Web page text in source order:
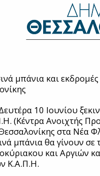
μπάνια και
10 Ιουνίου
(Κέντρα Ανοιχτής
στα Νέα
μπάνια θα γίνουν σε
και Αργιών
Κ.Α.Π.Η.